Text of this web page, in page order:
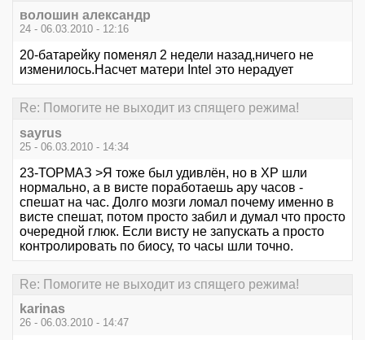
волошин александр
24 - 06.03.2010 - 12:16
20-батарейку поменял 2 недели назад,ничего не
изменилось.Насчет матери Intel это нерадует
Re: Помогите не выходит из спящего режима!
sayrus
25 - 06.03.2010 - 14:34
23-ТОРМАЗ >Я тоже был удивлён, но в ХР шли
нормально, а в висте поработаешь ару часов -
спешат на час. Долго мозги ломал почему именно в
висте спешат, потом просто забил и думал что просто
очередной глюк. Если висту не запускать а просто
контролировать по биосу, то часы шли точно.
Re: Помогите не выходит из спящего режима!
karinas
26 - 06.03.2010 - 14:47